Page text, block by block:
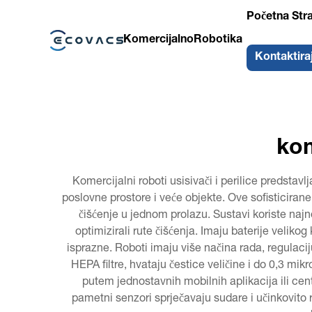
KomercijalnoRobotika
Početna
Komercijalni roboti usisivači i perilice
poslovne prostore i veće objekte. Ove
čišćenje u jednom prolazu. Sustavi koriste
optimizirali rute čišćenja. Imaju baterije
isprazne. Roboti imaju više načina rada,
HEPA filtre, hvataju čestice veličine i do 0,3
putem jednostavnih mobilnih aplikacija ili
pametni senzori sprječavaju sudare i